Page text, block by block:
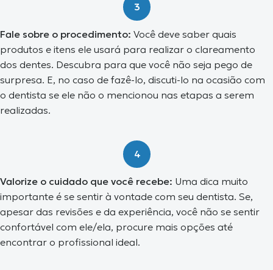
3
Fale sobre o procedimento: Você deve saber quais
produtos e itens ele usará para realizar o clareamento
dos dentes. Descubra para que você não seja pego de
surpresa. E, no caso de fazê-lo, discuti-lo na ocasião com
o dentista se ele não o mencionou nas etapas a serem
realizadas.
4
Valorize o cuidado que você recebe: Uma dica muito
importante é se sentir à vontade com seu dentista. Se,
apesar das revisões e da experiência, você não se sentir
confortável com ele/ela, procure mais opções até
encontrar o profissional ideal.